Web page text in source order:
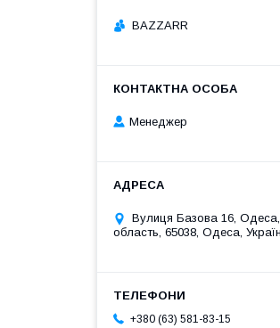
BAZZARR
Менеджер
Вулиця Базова 16,
область, 65038, Одеса,
+380 (63) 581-83-15